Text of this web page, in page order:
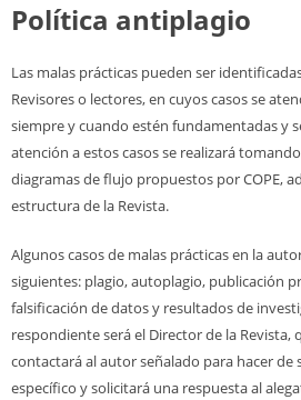
Política antiplagio
Las malas prácticas pueden ser
Revisores o lectores, en cuyos casos se
siempre y cuando estén fundamentadas y
atención a estos casos se realizará
diagramas de flujo propuestos por COPE,
estructura de la Revista.
Algunos casos de malas prácticas en la
siguientes: plagio, autoplagio, publicación
falsificación de datos y resultados de
respondiente será el Director de la Revista,
contactará al autor señalado para hacer de
específico y solicitará una respuesta al